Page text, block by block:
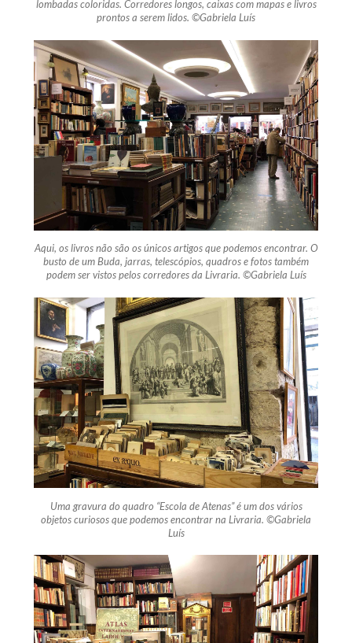
lombadas coloridas. Corredores longos, caixas com mapas e livros
prontos a serem lidos. ©Gabriela Luís
Aqui, os livros não são os únicos artigos que podemos encontrar. O
busto de um Buda, jarras, telescópios, quadros e fotos também
podem ser vistos pelos corredores da Livraria. ©Gabriela Luís
Uma gravura do quadro “Escola de Atenas” é um dos vários
objetos curiosos que podemos encontrar na Livraria. ©Gabriela
Luís